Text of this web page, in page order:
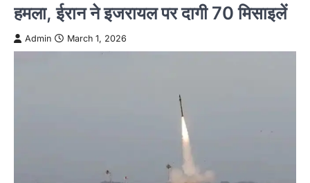
हमला, ईरान ने इजरायल पर दागी 70 मिसाइलें
Admin March 1, 2026